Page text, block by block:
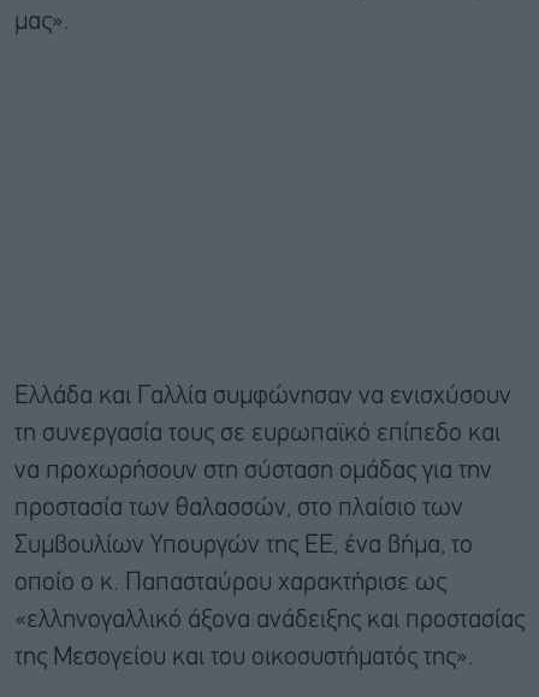
μας».
Ελλάδα και Γαλλία συμφώνησαν να ενισχύσουν
τη συνεργασία τους σε ευρωπαϊκό επίπεδο και
να προχωρήσουν στη σύσταση ομάδας για την
προστασία των θαλασσών, στο πλαίσιο των
Συμβουλίων Υπουργών της ΕΕ, ένα βήμα, το
οποίο ο κ. Παπασταύρου χαρακτήρισε ως
«ελληνογαλλικό άξονα ανάδειξης και προστασίας
της Μεσογείου και του οικοσυστήματός της».